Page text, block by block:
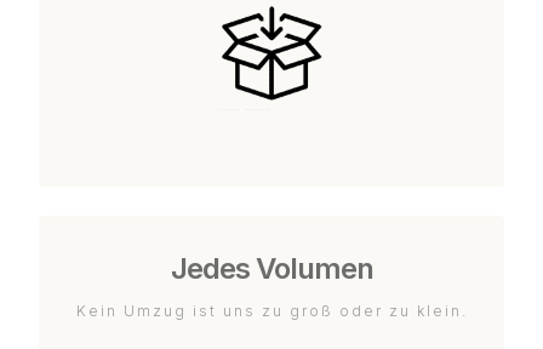
Jedes Volumen
Kein Umzug ist uns zu groß oder zu klein.